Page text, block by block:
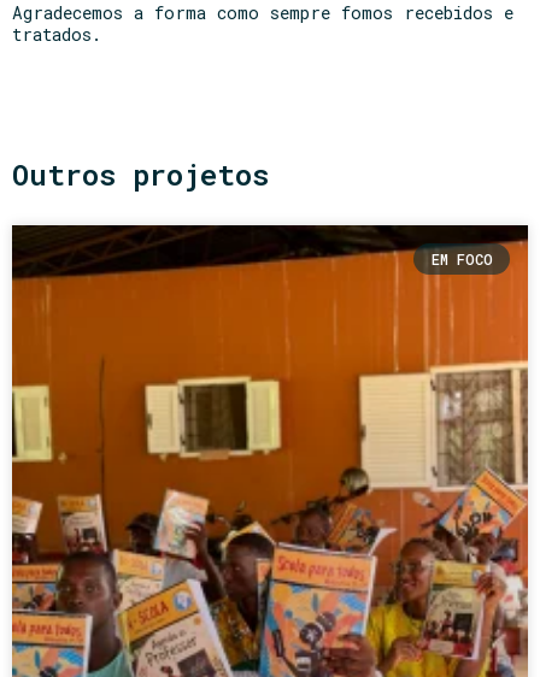
Agradecemos a forma como sempre fomos recebidos e
tratados.
Outros projetos
EM FOCO